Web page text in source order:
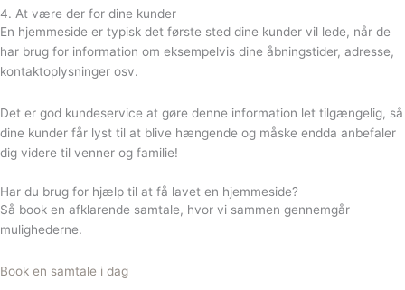
4. At være der for dine kunder
En hjemmeside er typisk det første sted dine kunder vil lede, når de
har brug for information om eksempelvis dine åbningstider, adresse,
kontaktoplysninger osv.
Det er god kundeservice at gøre denne information let tilgængelig, så
dine kunder får lyst til at blive hængende og måske endda anbefaler
dig videre til venner og familie!
Har du brug for hjælp til at få lavet en hjemmeside?
Så book en afklarende samtale, hvor vi sammen gennemgår
mulighederne.
Book en samtale i dag